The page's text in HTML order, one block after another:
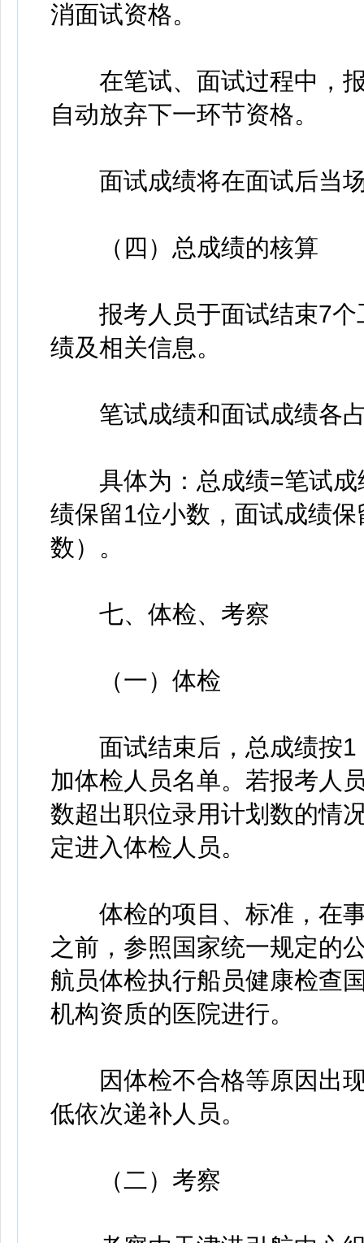
消面试资格。
在笔试、面试过程中，报
自动放弃下一环节资格。
面试成绩将在面试后当
（四）总成绩的核算
报考人员于面试结束7个
绩及相关信息。
笔试成绩和面试成绩各
具体为：总成绩=笔试成
绩保留1位小数，面试成绩
数）。
七、体检、考察
（一）体检
面试结束后，总成绩按1
加体检人员名单。若报考人
数超出职位录用计划数的情
定进入体检人员。
体检的项目、标准，在事
之前，参照国家统一规定的
航员体检执行船员健康检查
机构资质的医院进行。
因体检不合格等原因出现
低依次递补人员。
（二）考察